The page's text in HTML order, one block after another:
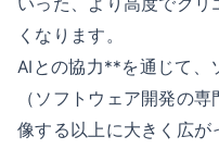
くなります。
AIとの協力**を通じて、
（ソフトウェア開発の
像する以上に大きく広が